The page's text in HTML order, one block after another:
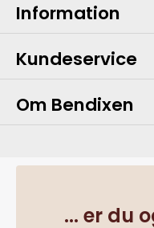
Information
Kundeservice
Om Bendixen
... er du